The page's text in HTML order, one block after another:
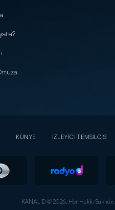
KÜNYE İZLEYİCİ TEMSİLCİSİ
KANAL D © 2026. Her Hakkı Saklıdır.